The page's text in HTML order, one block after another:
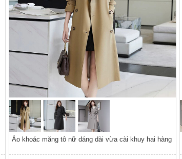
Áo khoác măng tô nữ dáng dài vừa cài khuy hai hàng